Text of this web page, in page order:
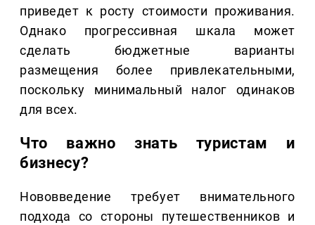
приведет к росту стоимости проживания.
Однако прогрессивная шкала может
сделать бюджетные варианты
размещения более привлекательными,
поскольку минимальный налог одинаков
для всех.
Что важно знать туристам и
бизнесу?
Нововведение требует внимательного
подхода со стороны путешественников и